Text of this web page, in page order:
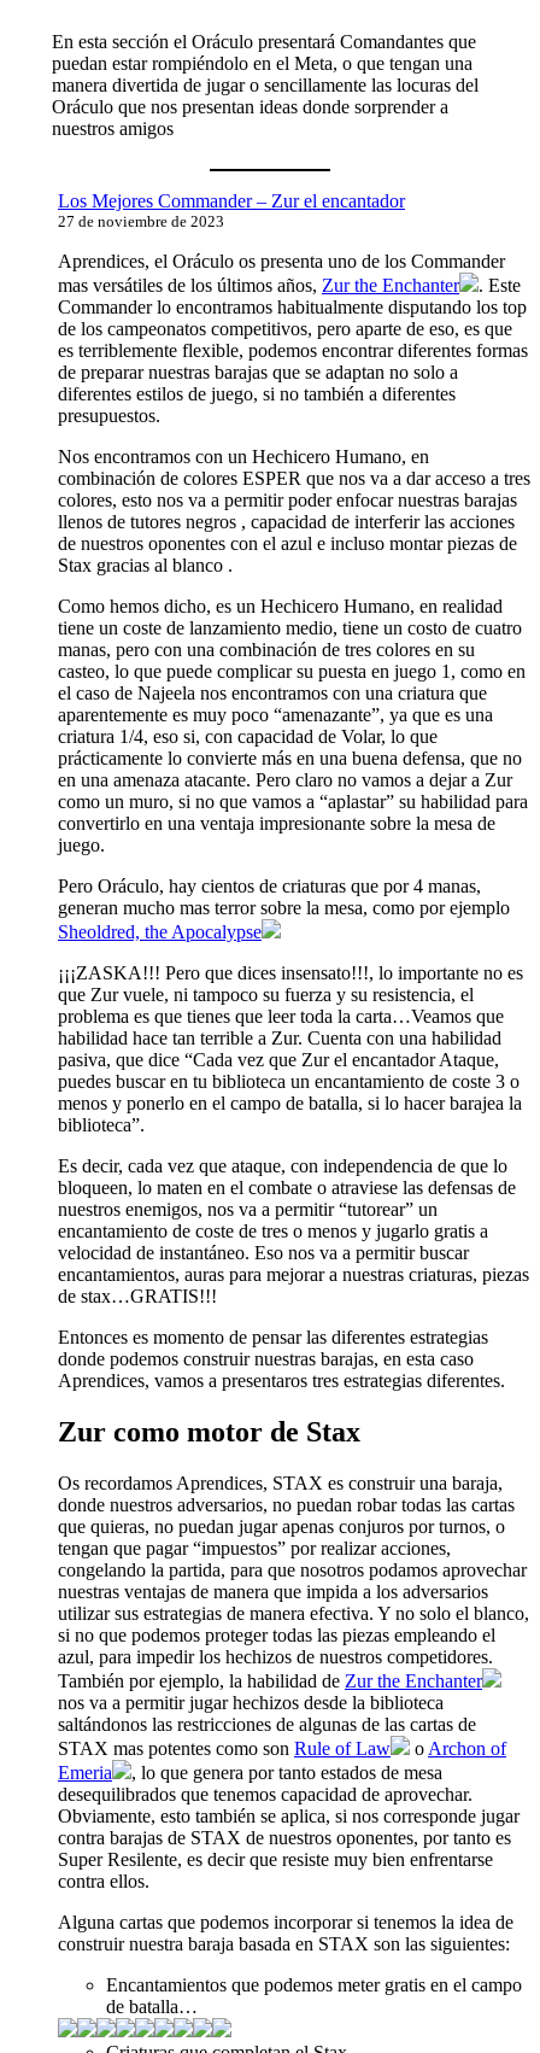
En esta sección el Oráculo presentará Comandantes que
puedan estar rompiéndolo en el Meta, o que tengan una
manera divertida de jugar o sencillamente las locuras del
Oráculo que nos presentan ideas donde sorprender a
nuestros amigos
Los Mejores Commander – Zur el encantador
27 de noviembre de 2023
Aprendices, el Oráculo os presenta uno de los Commander
mas versátiles de los últimos años, Zur the Enchanter
. Este
Commander lo encontramos habitualmente disputando los top
de los campeonatos competitivos, pero aparte de eso, es que
es terriblemente flexible, podemos encontrar diferentes formas
de preparar nuestras barajas que se adaptan no solo a
diferentes estilos de juego, si no también a diferentes
presupuestos.
Nos encontramos con un Hechicero Humano, en
combinación de colores ESPER que nos va a dar acceso a tres
colores, esto nos va a permitir poder enfocar nuestras barajas
llenos de tutores negros , capacidad de interferir las acciones
de nuestros oponentes con el azul e incluso montar piezas de
Stax gracias al blanco .
Como hemos dicho, es un Hechicero Humano, en realidad
tiene un coste de lanzamiento medio, tiene un costo de cuatro
manas, pero con una combinación de tres colores en su
casteo, lo que puede complicar su puesta en juego 1 , como en
el caso de Najeela nos encontramos con una criatura que
aparentemente es muy poco “amenazante”, ya que es una
criatura 1/4, eso si, con capacidad de Volar, lo que
prácticamente lo convierte más en una buena defensa, que no
en una amenaza atacante. Pero claro no vamos a dejar a Zur
como un muro, si no que vamos a “aplastar” su habilidad para
convertirlo en una ventaja impresionante sobre la mesa de
juego.
Pero Oráculo, hay cientos de criaturas que por 4 manas,
generan mucho mas terror sobre la mesa, como por ejemplo
Sheoldred, the Apocalypse
¡¡¡ZASKA!!! Pero que dices insensato!!!, lo importante no es
que Zur vuele, ni tampoco su fuerza y su resistencia, el
problema es que tienes que leer toda la carta…Veamos que
habilidad hace tan terrible a Zur. Cuenta con una habilidad
pasiva, que dice “Cada vez que Zur el encantador Ataque,
puedes buscar en tu biblioteca un encantamiento de coste 3 o
menos y ponerlo en el campo de batalla, si lo hacer barajea la
biblioteca”.
Es decir, cada vez que ataque, con independencia de que lo
bloqueen, lo maten en el combate o atraviese las defensas de
nuestros enemigos, nos va a permitir “tutorear” un
encantamiento de coste de tres o menos y jugarlo gratis a
velocidad de instantáneo. Eso nos va a permitir buscar
encantamientos, auras para mejorar a nuestras criaturas, piezas
de stax…GRATIS!!!
Entonces es momento de pensar las diferentes estrategias
donde podemos construir nuestras barajas, en esta caso
Aprendices, vamos a presentaros tres estrategias diferentes.
Zur como motor de Stax
Os recordamos Aprendices, STAX es construir una baraja,
donde nuestros adversarios, no puedan robar todas las cartas
que quieras, no puedan jugar apenas conjuros por turnos, o
tengan que pagar “impuestos” por realizar acciones,
congelando la partida, para que nosotros podamos aprovechar
nuestras ventajas de manera que impida a los adversarios
utilizar sus estrategias de manera efectiva. Y no solo el blanco,
si no que podemos proteger todas las piezas empleando el
azul, para impedir los hechizos de nuestros competidores.
También por ejemplo, la habilidad de Zur the Enchanter
nos va a permitir jugar hechizos desde la biblioteca
saltándonos las restricciones de algunas de las cartas de
STAX mas potentes como son Rule of Law o Archon of
Emeria
, lo que genera por tanto estados de mesa
desequilibrados que tenemos capacidad de aprovechar.
Obviamente, esto también se aplica, si nos corresponde jugar
contra barajas de STAX de nuestros oponentes, por tanto es
Super Resilente, es decir que resiste muy bien enfrentarse
contra ellos.
Alguna cartas que podemos incorporar si tenemos la idea de
construir nuestra baraja basada en STAX son las siguientes:
Encantamientos que podemos meter gratis en el campo
de batalla…